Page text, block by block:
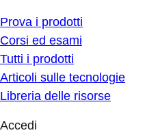
Prova i prodotti
Corsi ed esami
Tutti i prodotti
Articoli sulle tecnologie
Libreria delle risorse
Accedi